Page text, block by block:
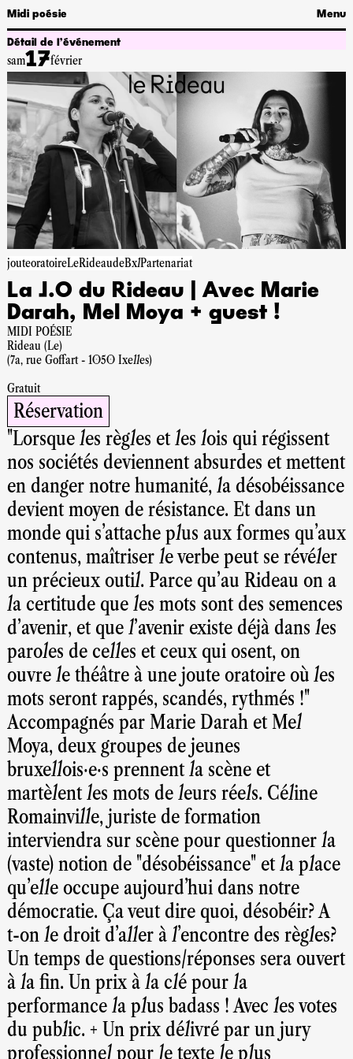
Midi poésie Menu
Détail de l’événement
sam17février
jouteoratoireLeRideaudeBxlPartenariat
La J.O du Rideau | Avec Marie
Darah, Mel Moya + guest !
MIDI POÉSIE
Rideau (Le)
(7a, rue Goffart - 1050 Ixelles)
Gratuit
Réservation
"Lorsque les règles et les lois qui régissent
nos sociétés deviennent absurdes et mettent
en danger notre humanité, la désobéissance
devient moyen de résistance. Et dans un
monde qui s'attache plus aux formes qu'aux
contenus, maîtriser le verbe peut se révéler
un précieux outil. Parce qu’au Rideau on a
la certitude que les mots sont des semences
d’avenir, et que l’avenir existe déjà dans les
paroles de celles et ceux qui osent, on
ouvre le théâtre à une joute oratoire où les
mots seront rappés, scandés, rythmés !"
Accompagnés par Marie Darah et Mel
Moya, deux groupes de jeunes
bruxellois·e·s prennent la scène et
martèlent les mots de leurs réels. Céline
Romainville, juriste de formation
interviendra sur scène pour questionner la
(vaste) notion de "désobéissance" et la place
qu'elle occupe aujourd'hui dans notre
démocratie. Ça veut dire quoi, désobéir? A
t-on le droit d'aller à l'encontre des règles?
Un temps de questions/réponses sera ouvert
à la fin. Un prix à la clé pour la
performance la plus badass ! Avec les votes
du public. + Un prix délivré par un jury
professionnel pour le texte le plus